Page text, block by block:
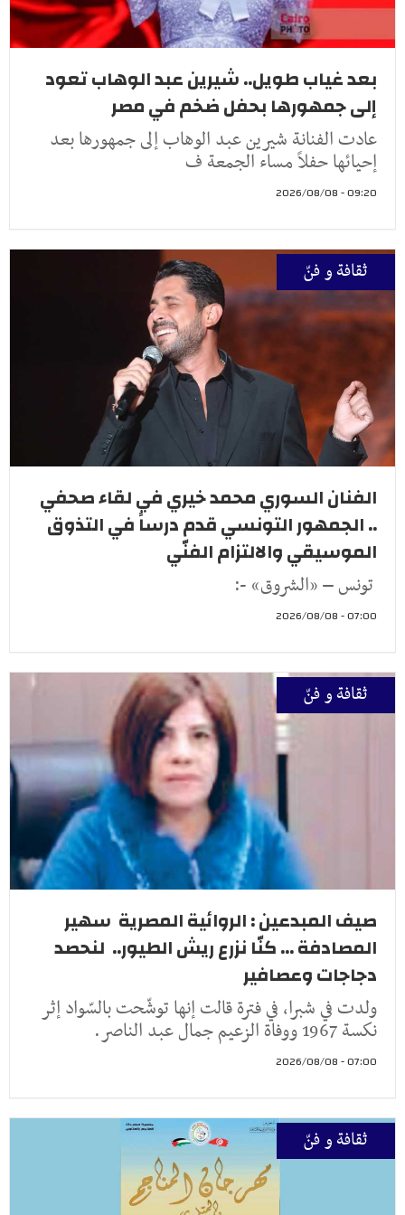
بعد غياب طويل.. شيرين عبد الوهاب تعود
إلى جمهورها بحفل ضخم في مصر
عادت الفنانة شيرين عبد الوهاب إلى جمهورها بعد
إحيائها حفلاً مساء الجمعة ف
09:20 - 2026/08/08
ثقافة و فنّ
الفنان السوري محمد خيري في لقاء صحفي
.. الجمهور التونسي قدم درساً في التذوق
الموسيقي والالتزام الفنّي
تونس – «الشروق» -:
07:00 - 2026/08/08
ثقافة و فنّ
صيف المبدعين : الروائية المصرية سهير
المصادفة ... كنّا نزرع ريش الطيور.. لنحصد
دجاجات وعصافير
ولدت في شبرا، في فترة قالت إنها توشّحت بالسّواد إثر
نكسة 1967 ووفاة الزعيم جمال عبد الناصر.
07:00 - 2026/08/08
ثقافة و فنّ